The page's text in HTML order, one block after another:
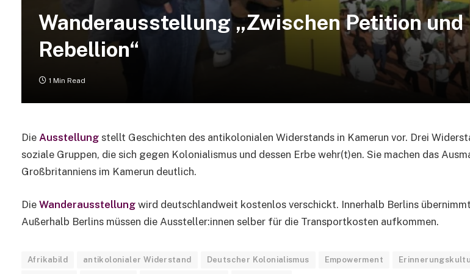
Wanderausstellung „Zwischen Petition und
Rebellion“
1 Min Read
Die Ausstellung stellt Geschichten des antikolonialen Widerstands in Kamerun vor. Drei
soziale Gruppen, die sich gegen Kolonialismus und dessen Erbe wehr(t)en. Sie machen das
Großbritanniens im Kamerun deutlich.
Die Wanderausstellung wird deutschlandweit kostenlos verschickt. Innerhalb Berlins
Außerhalb Berlins müssen die Aussteller:innen selber für die Transportkosten aufkommen.
Afrikabild antikolonialer Widerstand Deutscher Kolonialismus Empowerment